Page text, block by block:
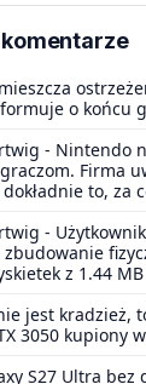
o końcu
- Nintendo
Firma
to, za
-
z 1.44
jest kradzież,
3050 kupiony
S27 Ultra bez